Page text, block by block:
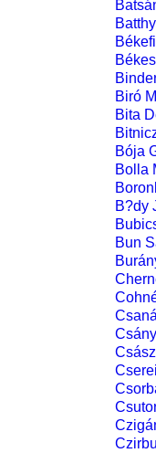
Biró
Bita
Bója
Bolla
B?dy
Bun